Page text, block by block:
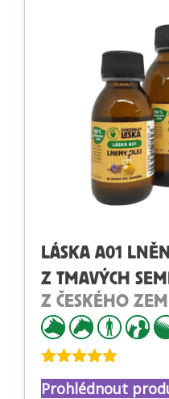
LÁSKA A01
Z TMAVÝCH
Z ČESKÉHO
Hodnocení
4.84z 5
Prohlédnout